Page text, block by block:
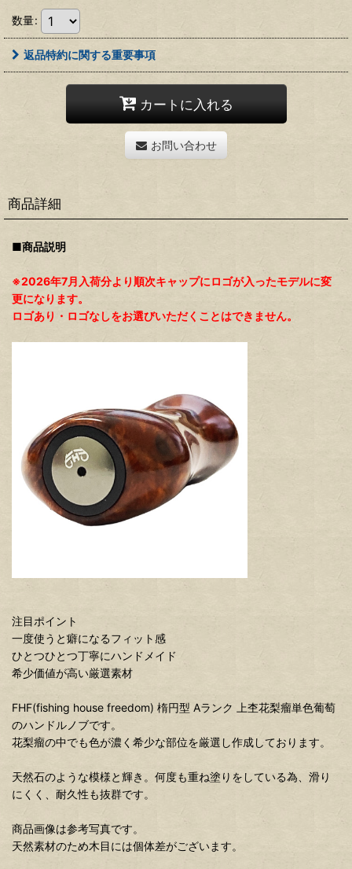
数量:
返品特約に関する重要事項
カートに入れる
お問い合わせ
商品詳細
■商品説明
※2026年7月入荷分より順次キャップにロゴが入ったモデルに変
更になります。
ロゴあり・ロゴなしをお選びいただくことはできません。
注目ポイント
一度使うと癖になるフィット感
ひとつひとつ丁寧にハンドメイド
希少価値が高い厳選素材
FHF(fishing house freedom) 楕円型 Aランク 上杢花梨瘤単色葡萄
のハンドルノブです。
花梨瘤の中でも色が濃く希少な部位を厳選し作成しております。
天然石のような模様と輝き。何度も重ね塗りをしている為、滑り
にくく、耐久性も抜群です。
商品画像は参考写真です。
天然素材のため木目には個体差がございます。